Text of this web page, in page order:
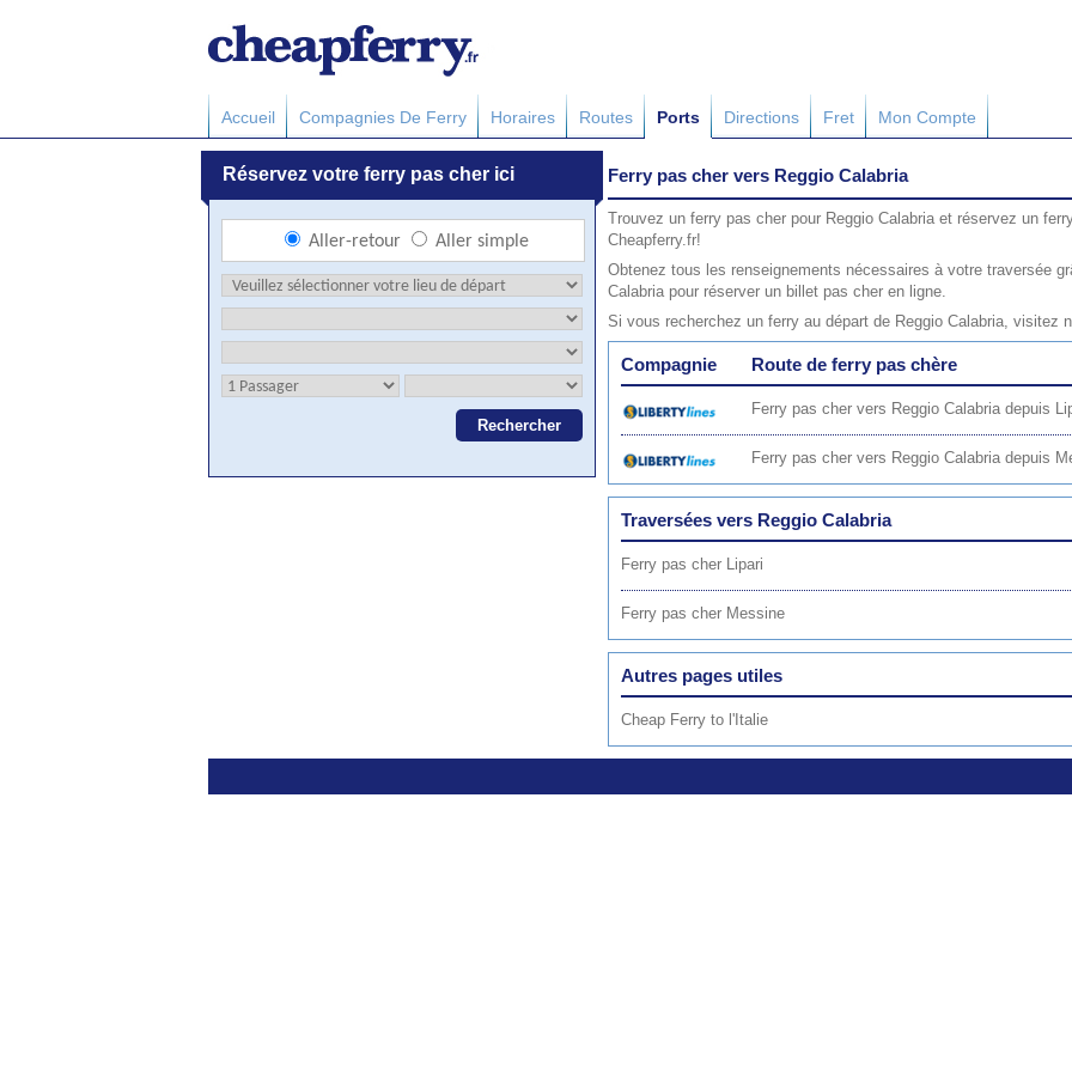
Accueil Compagnies De Ferry Horaires Routes Ports Directions Fret Mon Compte
Ferry pas cher vers Reggio Calabria
Trouvez un ferry pas cher pour Reggio Calabria et réservez un
Cheapferry.fr!
Obtenez tous les renseignements nécessaires à votre traversée
Calabria pour réserver un billet pas cher en ligne.
Si vous recherchez un ferry au départ de Reggio Calabria, visitez
Compagnie Route de ferry pas chère
Ferry pas cher vers Reggio Calabria depuis
Ferry pas cher vers Reggio Calabria depuis
Traversées vers Reggio Calabria
Ferry pas cher Lipari
Ferry pas cher Messine
Autres pages utiles
Cheap Ferry to l'Italie